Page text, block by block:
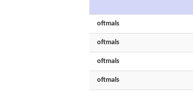
oftmals
oftmals
oftmals
oftmals